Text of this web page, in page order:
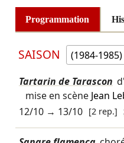
Programmation
SAISON
Tartarin de Tarascon
mise en scène Jean
12/10→ 13/10 [2 rep.]